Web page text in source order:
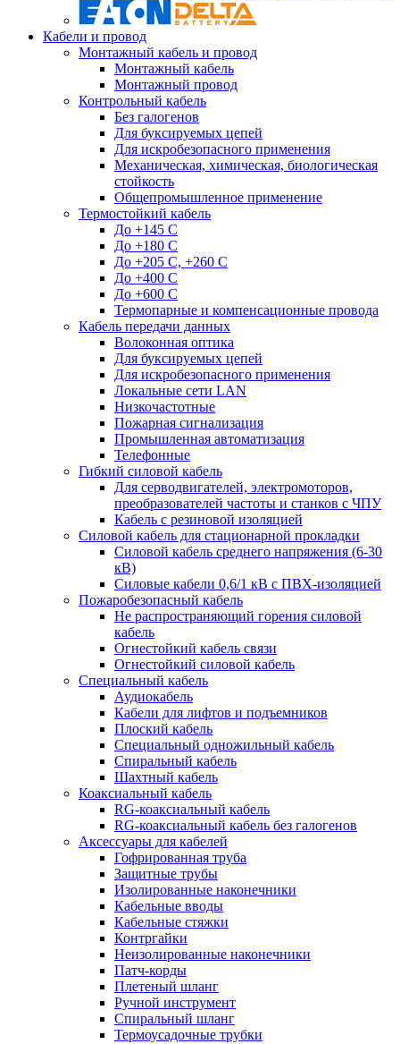
Кабели и провод
Монтажный кабель и провод
Монтажный кабель
Монтажный провод
Контрольный кабель
Без галогенов
Для буксируемых цепей
Для искробезопасного применения
Механическая, химическая, биологическая
стойкость
Общепромышленное применение
Термостойкий кабель
До +145 С
До +180 C
До +205 С, +260 С
До +400 C
До +600 С
Термопарные и компенсационные провода
Кабель передачи данных
Волоконная оптика
Для буксируемых цепей
Для искробезопасного применения
Локальные сети LAN
Низкочастотные
Пожарная сигнализация
Промышленная автоматизация
Телефонные
Гибкий силовой кабель
Для серводвигателей, электромоторов,
преобразователей частоты и станков с ЧПУ
Кабель с резиновой изоляцией
Силовой кабель для стационарной прокладки
Силовой кабель среднего напряжения (6-30
кВ)
Силовые кабели 0,6/1 кВ с ПВХ-изоляцией
Пожаробезопасный кабель
Не распространяющий горения силовой
кабель
Огнестойкий кабель связи
Огнестойкий силовой кабель
Специальный кабель
Аудиокабель
Кабели для лифтов и подъемников
Плоский кабель
Специальный одножильный кабель
Спиральный кабель
Шахтный кабель
Коаксиальный кабель
RG-коаксиальный кабель
RG-коаксиальный кабель без галогенов
Аксессуары для кабелей
Гофрированная труба
Защитные трубы
Изолированные наконечники
Кабельные вводы
Кабельные стяжки
Контргайки
Неизолированные наконечники
Патч-корды
Плетеный шланг
Ручной инструмент
Спиральный шланг
Термоусадочные трубки